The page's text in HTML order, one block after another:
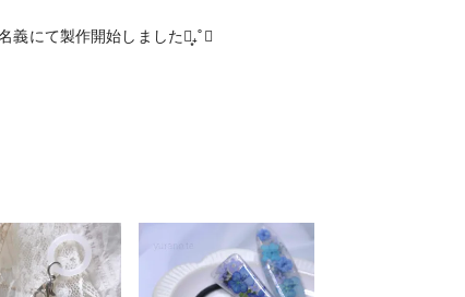
義にて製作開始しました┊͙₊˚✧